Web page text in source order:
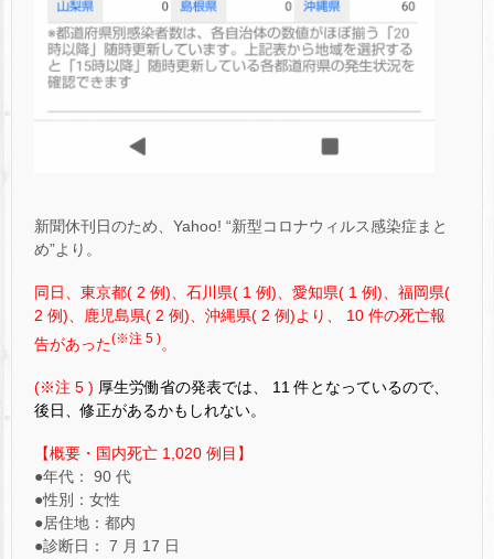
新聞休刊日のため、Yahoo! “新型コロナウィルス感染症まと
め”より。
同日、東京都( 2 例)、石川県( 1 例)、愛知県( 1 例)、福岡県(
2 例)、鹿児島県( 2 例)、沖縄県( 2 例)より、 10 件の死亡報
告があった(※注 5 )。
(※注 5 ) 厚生労働省の発表では、 11 件となっているので、
後日、修正があるかもしれない。
【概要・国内死亡 1,020 例目】
●年代： 90 代
●性別：女性
●居住地：都内
●診断日： 7 月 17 日